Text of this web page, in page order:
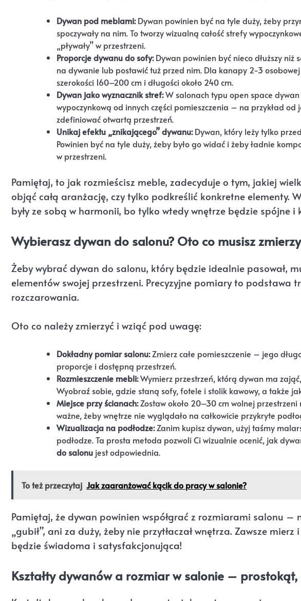
Dywan pod meblami:Dywan powinien być na tyle duży, żeby
spoczywały na nim. To tworzy wizualną całość strefy
„pływały” w przestrzeni.
Proporcje dywanu do sofy:Dywan powinien być nieco dłuższy niż
na dywanie lub postawić tuż przed nim. Dla kanapy 2-3
szerokości 160–200 cm i długości około 240 cm.
Dywan jako wyznacznik stref:W salonach typu open space
wypoczynkową od innych części pomieszczenia – na przykład
zdefiniować otwartą przestrzeń.
Unikaj efektu „znikającego” dywanu:Dywan, który leży tylko
Powinien być na tyle duży, żeby było go widać i żeby ładnie
w przestrzeni.
Pamiętaj, to jak rozmieścisz meble, zadecyduje o tym, jakiej
objąć całą aranżację, czy tylko podkreślić konkretne elementy.
były ze sobą w harmonii, bo tylko wtedy wnętrze będzie spójne i
Wybierasz dywan do salonu? Oto co musisz
Żeby wybrać dywan do salonu, który będzie idealnie pasował,
elementów swojej przestrzeni. Precyzyjne pomiary to
rozczarowania.
Oto co należy zmierzyć i wziąć pod uwagę:
Dokładny pomiar salonu:Zmierz całe pomieszczenie – jego
proporcje i dostępną przestrzeń.
Rozmieszczenie mebli:Wymierz przestrzeń, którą dywan ma
Wyobraź sobie, gdzie staną sofy, fotele i stolik kawowy, a także
Miejsce przy ścianach:Zostaw około 20–30 cm wolnej
ważne, żeby wnętrze nie wyglądało na całkowicie przykryte
Wizualizacja na podłodze:Zanim kupisz dywan, użyj taśmy
podłodze. Ta prosta metoda pozwoli Ci wizualnie ocenić, jak
do salonu jest odpowiednia.
To też przeczytaj Jak zaaranżować kącik do pracy w salonie?
Pamiętaj, że dywan powinien współgrać z rozmiarami salonu –
„gubił”, ani za duży, żeby nie przytłaczał wnętrza. Zawsze
będzie świadoma i satysfakcjonująca!
Kształty dywanów a rozmiar w salonie – prostokąt,